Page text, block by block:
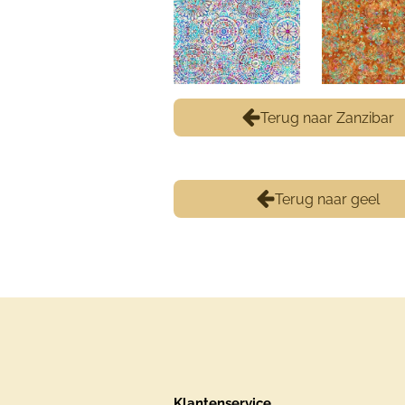
Terug naar Zanzibar
Terug naar geel